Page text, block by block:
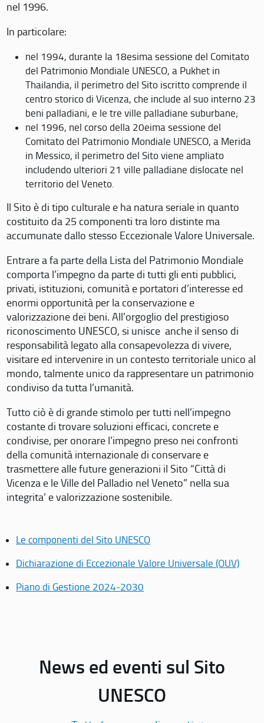
nel 1996.
In particolare:
nel 1994, durante la 18esima sessione del Comitato
del Patrimonio Mondiale UNESCO, a Pukhet in
Thailandia, il perimetro del Sito iscritto comprende il
centro storico di Vicenza, che include al suo interno 23
beni palladiani, e le tre ville palladiane suburbane;
nel 1996, nel corso della 20eima sessione del
Comitato del Patrimonio Mondiale UNESCO, a Merida
in Messico, il perimetro del Sito viene ampliato
includendo ulteriori 21 ville palladiane dislocate nel
territorio del Veneto.
Il Sito è di tipo culturale e ha natura seriale in quanto
costituito da 25 componenti tra loro distinte ma
accumunate dallo stesso Eccezionale Valore Universale.
Entrare a fa parte della Lista del Patrimonio Mondiale
comporta l’impegno da parte di tutti gli enti pubblici,
privati, istituzioni, comunità e portatori d’interesse ed
enormi opportunità per la conservazione e
valorizzazione dei beni. All’orgoglio del prestigioso
riconoscimento UNESCO, si unisce anche il senso di
responsabilità legato alla consapevolezza di vivere,
visitare ed intervenire in un contesto territoriale unico al
mondo, talmente unico da rappresentare un patrimonio
condiviso da tutta l’umanità.
Tutto ciò è di grande stimolo per tutti nell’impegno
costante di trovare soluzioni efficaci, concrete e
condivise, per onorare l’impegno preso nei confronti
della comunità internazionale di conservare e
trasmettere alle future generazioni il Sito “Città di
Vicenza e le Ville del Palladio nel Veneto” nella sua
integrita’ e valorizzazione sostenibile.
Le componenti del Sito UNESCO
Dichiarazione di Eccezionale Valore Universale (OUV)
Piano di Gestione 2024-2030
News ed eventi sul Sito
UNESCO